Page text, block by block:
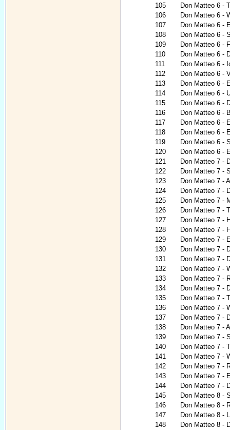
105
Don Matteo 6 -
106
Don Matteo 6 -
107
Don Matteo 6 -
108
Don Matteo 6 -
109
Don Matteo 6 -
110
Don Matteo 6 -
111
Don Matteo 6 -
112
Don Matteo 6 -
113
Don Matteo 6 -
114
Don Matteo 6 -
115
Don Matteo 6 -
116
Don Matteo 6 -
117
Don Matteo 6 -
118
Don Matteo 6 -
119
Don Matteo 6 -
120
Don Matteo 6 -
121
Don Matteo 7 -
122
Don Matteo 7 -
123
Don Matteo 7 -
124
Don Matteo 7 -
125
Don Matteo 7 -
126
Don Matteo 7 -
127
Don Matteo 7 -
128
Don Matteo 7 -
129
Don Matteo 7 -
130
Don Matteo 7 -
131
Don Matteo 7 -
132
Don Matteo 7 -
133
Don Matteo 7 -
134
Don Matteo 7 -
135
Don Matteo 7 -
136
Don Matteo 7 -
137
Don Matteo 7 -
138
Don Matteo 7 -
139
Don Matteo 7 -
140
Don Matteo 7 -
141
Don Matteo 7 -
142
Don Matteo 7 -
143
Don Matteo 7 -
144
Don Matteo 7 -
145
Don Matteo 8 -
146
Don Matteo 8 -
147
Don Matteo 8 -
148
Don Matteo 8 -